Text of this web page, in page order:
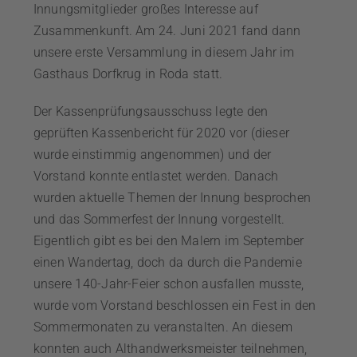
Innungsmitglieder großes Interesse auf
Zusammenkunft. Am 24. Juni 2021 fand dann
unsere erste Versammlung in diesem Jahr im
Gasthaus Dorfkrug in Roda statt.
Der Kassenprüfungsausschuss legte den
geprüften Kassenbericht für 2020 vor (dieser
wurde einstimmig an­ge­nommen) und der
Vorstand konnte entlastet werden. Danach
wurden aktuelle Themen der Innung besprochen
und das Sommerfest der Innung vorgestellt.
Eigentlich gibt es bei den Malern im September
einen Wandertag, doch da durch die Pandemie
unsere 140-Jahr-Feier schon ausfallen musste,
wurde vom Vorstand beschlossen ein Fest in den
Sommermonaten zu veranstalten. An diesem
konnten auch Althandwerksmeister teilnehmen,